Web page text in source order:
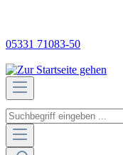
05331 71083-50